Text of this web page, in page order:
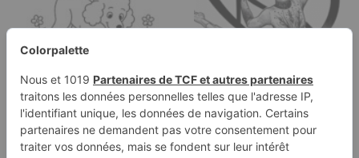
Page de coloriage d'un
chien Caniche, ami
joueur…
Page de coloriage
d'une gymnaste
féminine, artiste…